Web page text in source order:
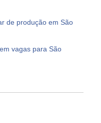
de produção em São
vagas para São